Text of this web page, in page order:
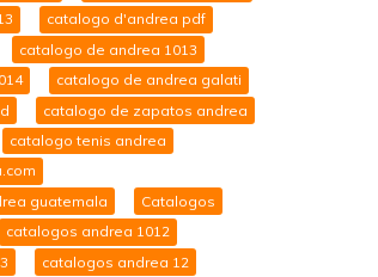
catalogo d'andrea pdf
catalogo de andrea 1013
catalogo de andrea galati
catalogo de zapatos andrea
catalogo tenis andrea
guatemala
Catalogos
catalogos andrea 1012
catalogos andrea 12